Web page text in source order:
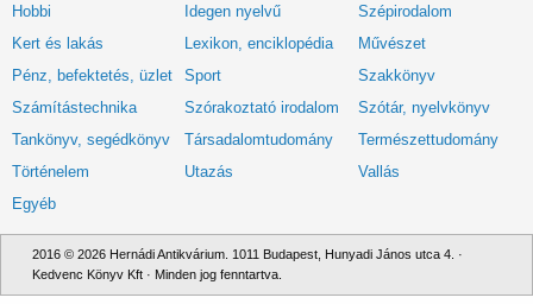
Hobbi
Idegen nyelvű
Szépirodalom
Kert és lakás
Lexikon, enciklopédia
Művészet
Pénz, befektetés, üzlet
Sport
Szakkönyv
Számítástechnika
Szórakoztató irodalom
Szótár, nyelvkönyv
Tankönyv, segédkönyv
Társadalomtudomány
Természettudomány
Történelem
Utazás
Vallás
Egyéb
2016 © 2026 Hernádi Antikvárium. 1011 Budapest, Hunyadi János utca 4. ·
Kedvenc Könyv Kft · Minden jog fenntartva.